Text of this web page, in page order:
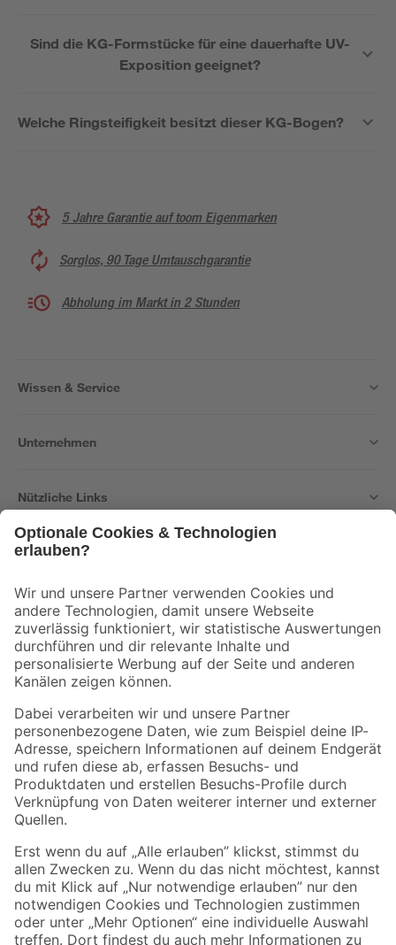
Sind die KG-Formstücke für eine dauerhafte UV-
Exposition geeignet?
Welche Ringsteifigkeit besitzt dieser KG-Bogen?
5 Jahre Garantie auf toom Eigenmarken
Sorglos, 90 Tage Umtauschgarantie
Abholung im Markt in 2 Stunden
Wissen & Service
Unternehmen
Nützliche Links
Der toom Newsletter: Keine Angebote und Aktionen mehr verpassen!
Zur Newsletter Anmeldung
Folge uns
Zahlungsarten Versandarten
Sicher einkaufen
Jetzt die toom-App herunterladen